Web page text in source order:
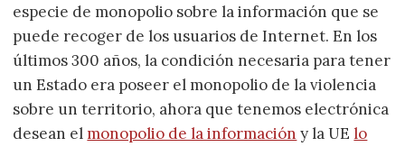
especie de monopolio sobre la información que se
puede recoger de los usuarios de Internet. En los
últimos 300 años, la condición necesaria para tener
un Estado era poseer el monopolio de la violencia
sobre un territorio, ahora que tenemos electrónica
desean elmonopolio de la información y la UElo